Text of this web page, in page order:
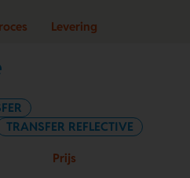
Levering
TRANSFER REFLECTIVE
Prijs